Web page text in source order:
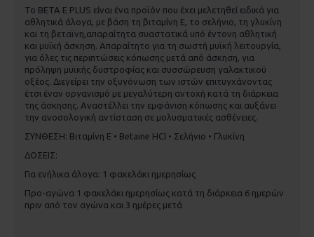
Το BETA E PLUS είναι ένα προϊόν που έχει μελετηθεί ειδικά για
αθλητικά άλογα, με βάση τη βιταμίνη Ε, το σελήνιο, τη γλυκίνη
και τη βεταϊνη,απαραίτητα συαστατικά υπό έντονη αθλητική
και μυϊκή άσκηση. Απαραίτητο για τη σωστή μυϊκή λειτουργία,
για όλες τις περιπτώσεις κόπωσης μετά από άσκηση, για
πρόληψη μυϊκής δυστροφίας και συσσώρευση γαλακτικού
οξέος. Διεγείρει την οξυγόνωση των ιστών επιτυγχάνοντας
έτσι έναν οργανισμό με μεγαλύτερη αντοχή κατά τη διάρκεια
της άσκησης. Αναστέλλει την εμφάνιση κόπωσης και αυξάνει
την ανοσολογική αντίσταση σε μολυσματικές ασθένειες.
ΣΥΝΘΕΣΗ: Βιταμίνη Ε • Betaine HCl • Σελήνιο • Γλυκίνη
ΔΟΣΕΙΣ:
Για ενήλικα άλογα: 1 φακελάκι ημερησίως
Προ-αγώνα 1 φακελάκι ημερησίως κατά τη διάρκεια 6 ημερών
πριν από τον αγώνα και 3 ημέρες μετά